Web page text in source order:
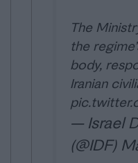
The
the
body,
Iranian
— Israel
(@IDF)